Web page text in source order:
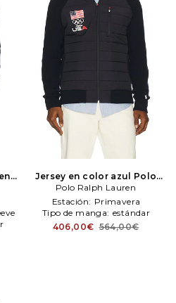
Jersey en color azul
Polo
Ralph Lauren
Polo Ralph Lauren
Estación: Primavera
Tipo de manga: estándar
406,00€ 564,00€